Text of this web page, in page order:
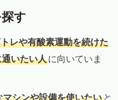
す
レや有酸素運動を続けた
いたい人に向いていま
マシンや設備を使いたい と